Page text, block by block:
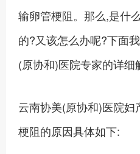
输卵管梗阻。那么,是什
的?又该怎么办呢?下面
(原协和)医院专家的详细
云南协美(原协和)医院
梗阻的原因具体如下: